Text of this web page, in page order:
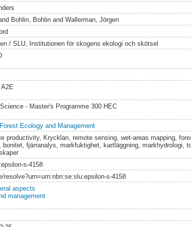
Bohlin, Bohlinand Wallerman, Jörgen
/ SLU, Institutionen för skogens ekologi och skötsel
- Master's Programme 300 HEC
Ecology and Management
productivity, Krycklan, remote sensing, wet-areas mapping,
bonitet, fjärranalys, markfuktighet, kartläggning, markhydrologi,
s-4158
resolve?urn=urn:nbn:se:slu:epsilon-s-4158
aspects
management